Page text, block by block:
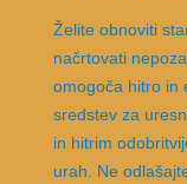
Želite obnoviti
načrtovati
omogoča hitro in
sredstev za
in hitrim
urah. Ne